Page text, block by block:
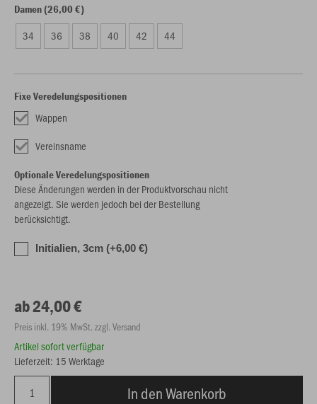
Damen (26,00 €)
34 36 38 40 42 44
Fixe Veredelungspositionen
Wappen
Vereinsname
Optionale Veredelungspositionen
Diese Änderungen werden in der Produktvorschau nicht
angezeigt. Sie werden jedoch bei der Bestellung
berücksichtigt.
Initialien, 3cm (+6,00 €)
ab 24,00 €
Preis inkl. 19% MwSt. zzgl. Versand
Artikel sofort verfügbar
Lieferzeit: 15 Werktage
In den Warenkorb